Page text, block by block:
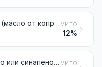
Кокосово масло (масло от копра), палмистово масло или масло от бабасу и техните фракции, дори рафинирани, но не химически променени МИТО
12%
Рапично, репично или синапено масло и техните фракции, дори рафинирани, но не химически променени МИТО